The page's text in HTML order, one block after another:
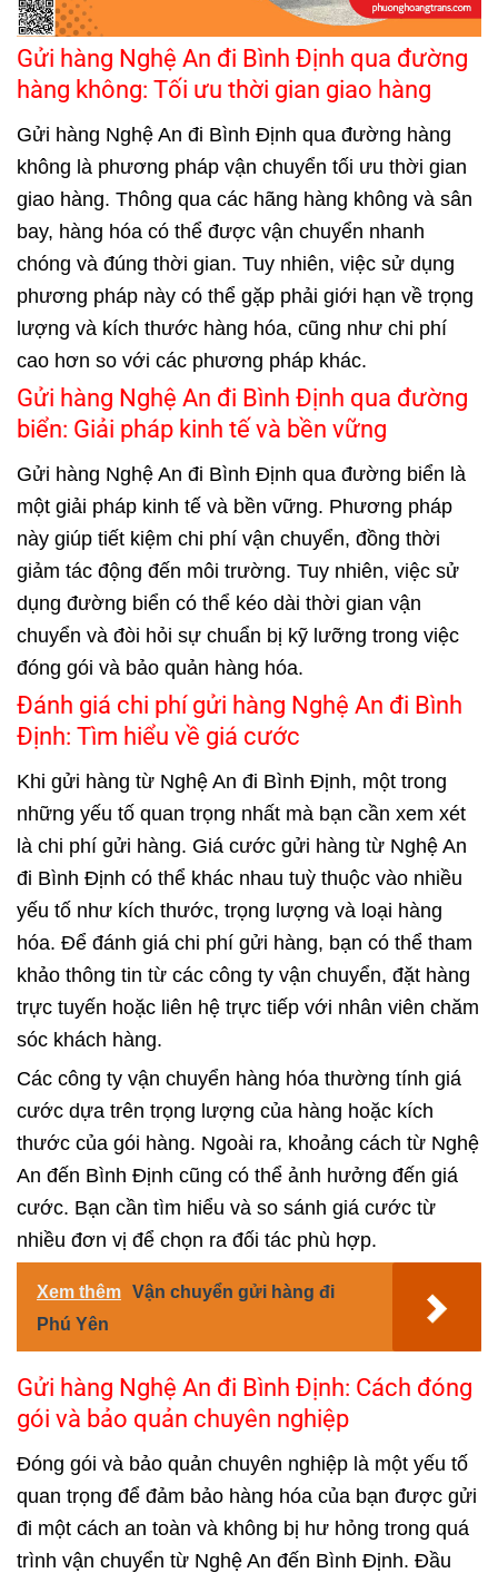
Gửi hàng Nghệ An đi Bình Định qua đường
hàng không: Tối ưu thời gian giao hàng
Gửi hàng Nghệ An đi Bình Định qua đường hàng
không là phương pháp vận chuyển tối ưu thời gian
giao hàng. Thông qua các hãng hàng không và sân
bay, hàng hóa có thể được vận chuyển nhanh
chóng và đúng thời gian. Tuy nhiên, việc sử dụng
phương pháp này có thể gặp phải giới hạn về trọng
lượng và kích thước hàng hóa, cũng như chi phí
cao hơn so với các phương pháp khác.
Gửi hàng Nghệ An đi Bình Định qua đường
biển: Giải pháp kinh tế và bền vững
Gửi hàng Nghệ An đi Bình Định qua đường biển là
một giải pháp kinh tế và bền vững. Phương pháp
này giúp tiết kiệm chi phí vận chuyển, đồng thời
giảm tác động đến môi trường. Tuy nhiên, việc sử
dụng đường biển có thể kéo dài thời gian vận
chuyển và đòi hỏi sự chuẩn bị kỹ lưỡng trong việc
đóng gói và bảo quản hàng hóa.
Đánh giá chi phí gửi hàng Nghệ An đi Bình
Định: Tìm hiểu về giá cước
Khi gửi hàng từ Nghệ An đi Bình Định, một trong
những yếu tố quan trọng nhất mà bạn cần xem xét
là chi phí gửi hàng. Giá cước gửi hàng từ Nghệ An
đi Bình Định có thể khác nhau tuỳ thuộc vào nhiều
yếu tố như kích thước, trọng lượng và loại hàng
hóa. Để đánh giá chi phí gửi hàng, bạn có thể tham
khảo thông tin từ các công ty vận chuyển, đặt hàng
trực tuyến hoặc liên hệ trực tiếp với nhân viên chăm
sóc khách hàng.
Các công ty vận chuyển hàng hóa thường tính giá
cước dựa trên trọng lượng của hàng hoặc kích
thước của gói hàng. Ngoài ra, khoảng cách từ Nghệ
An đến Bình Định cũng có thể ảnh hưởng đến giá
cước. Bạn cần tìm hiểu và so sánh giá cước từ
nhiều đơn vị để chọn ra đối tác phù hợp.
Xem thêm Vận chuyển gửi hàng đi
Phú Yên
Gửi hàng Nghệ An đi Bình Định: Cách đóng
gói và bảo quản chuyên nghiệp
Đóng gói và bảo quản chuyên nghiệp là một yếu tố
quan trọng để đảm bảo hàng hóa của bạn được gửi
đi một cách an toàn và không bị hư hỏng trong quá
trình vận chuyển từ Nghệ An đến Bình Định. Đầu